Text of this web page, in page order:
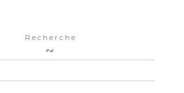
Recherche
SEARCH